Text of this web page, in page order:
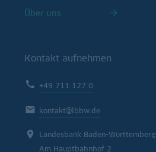
Über uns
Kontakt aufnehmen
+49 711 127 0
kontakt@lbbw.de
Landesbank Baden-Württemberg
Am Hauptbahnhof 2